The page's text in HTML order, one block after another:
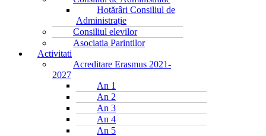
Hotărâri Consiliul de
Administrație
Consiliul elevilor
Asociatia Parintilor
Activitati
Acreditare Erasmus 2021-
2027
An 1
An 2
An 3
An 4
An 5